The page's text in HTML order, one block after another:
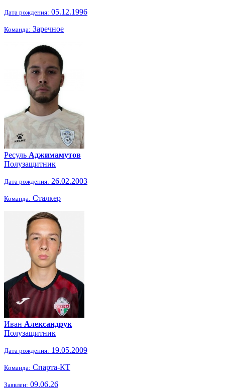
Дата рождения: 05.12.1996
Команда: Заречное
Ресуль Аджимамутов
Полузащитник
Дата рождения: 26.02.2003
Команда: Сталкер
Иван Александрук
Полузащитник
Дата рождения: 19.05.2009
Команда: Спарта-КТ
Заявлен: 09.06.26